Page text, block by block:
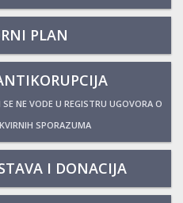
PLAN
NE VODE U REGISTRU UGOVORA O
SPORAZUMA
I DONACIJA